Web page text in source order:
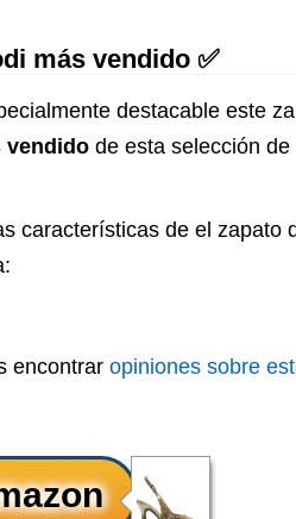
más vendido ✅
destacable este
vendido de esta selección de
características de el zapato
encontrar opiniones sobre